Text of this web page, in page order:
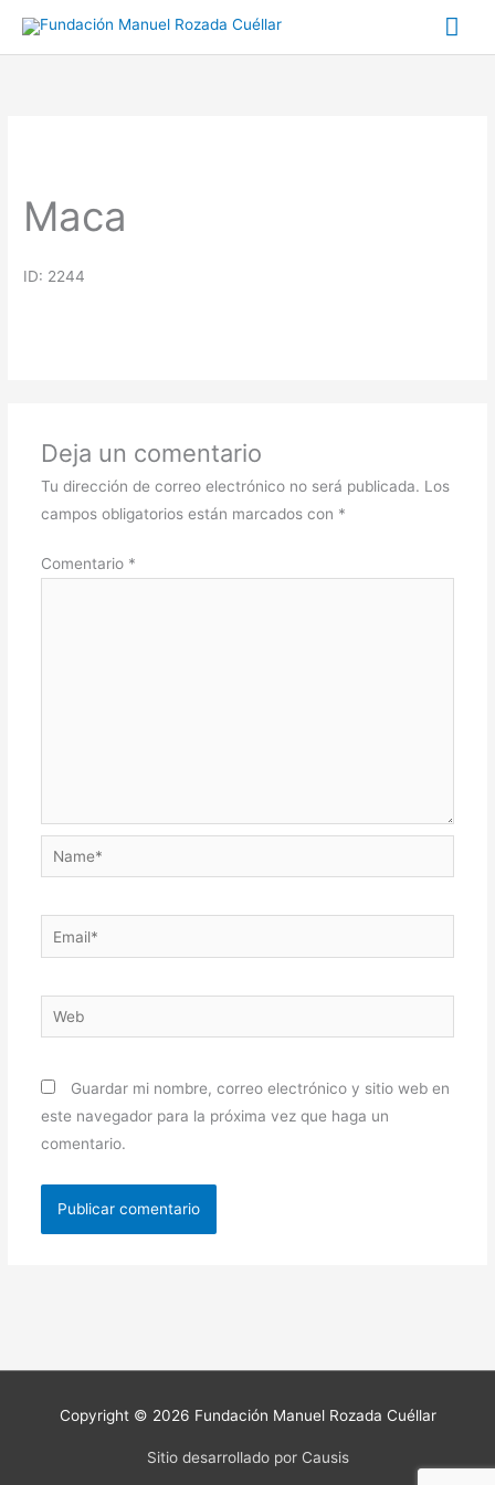
Maca
ID: 2244
Deja un comentario
Tu dirección de correo electrónico no será publicada. Los
campos obligatorios están marcados con *
Comentario *
Name*
Email*
Web
Guardar mi nombre, correo electrónico y sitio web en
este navegador para la próxima vez que haga un
comentario.
Copyright © 2026 Fundación Manuel Rozada Cuéllar
Sitio desarrollado por Causis